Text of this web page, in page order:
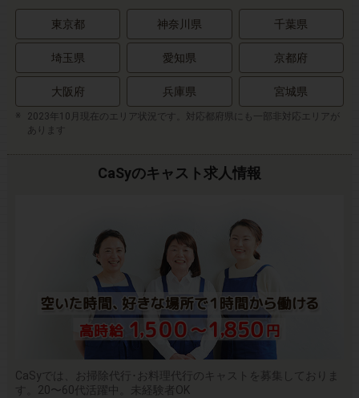
東京都 神奈川県 千葉県
埼玉県 愛知県 京都府
大阪府 兵庫県 宮城県
2023年10月現在のエリア状況です。対応都府県にも一部非対応エリアが
あります
CaSyのキャスト求人情報
CaSyでは、お掃除代行･お料理代行のキャストを募集しておりま
す。20〜60代活躍中。未経験者OK